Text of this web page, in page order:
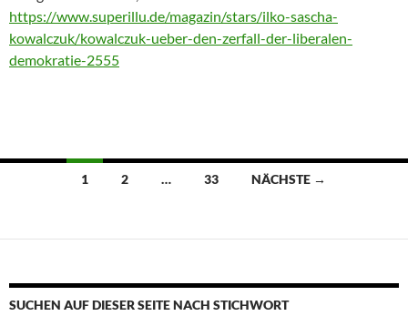
https://www.superillu.de/magazin/stars/ilko-sascha-
kowalczuk/kowalczuk-ueber-den-zerfall-der-liberalen-
demokratie-2555
Beitragsnavigation
1 2 … 33 NÄCHSTE →
SUCHEN AUF DIESER SEITE NACH STICHWORT